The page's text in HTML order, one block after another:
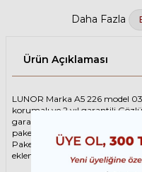
Daha Fazla
Ürün Açıklaması
LUNOR Marka A5 226 model
korumalı ve 2 yıl garantili
garanti belgesi ve adınıza
paketlenerek kargoya teslim
Paketinize ek olarak silme bezi
eklenmektedir.